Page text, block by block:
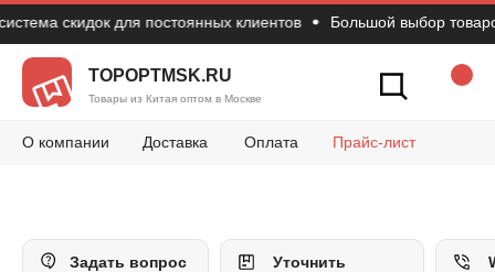
скидок для постоянных клиентов Большой выбор товаров
TOPOPTMSK.RU
Товары из Китая оптом в Москве
О компании Доставка Оплата
Как сделать
Прайс-лист
Уточнить
Задать вопрос